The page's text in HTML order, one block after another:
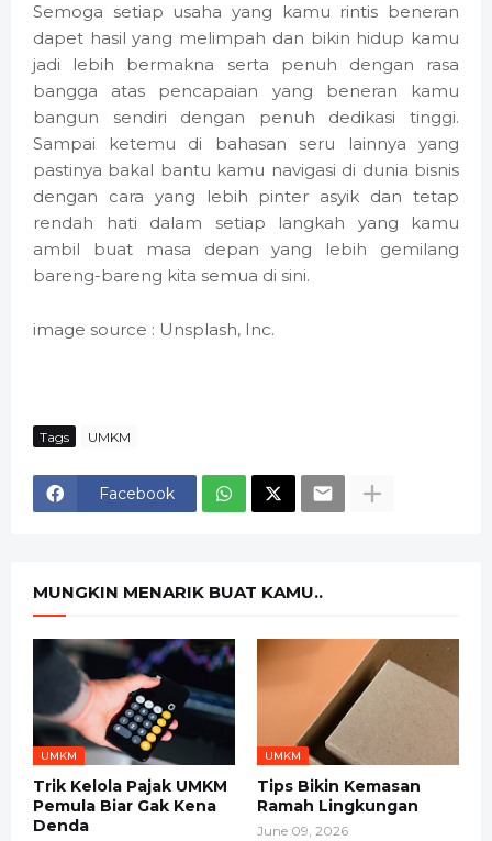
Semoga setiap usaha yang kamu rintis beneran
dapet hasil yang melimpah dan bikin hidup kamu
jadi lebih bermakna serta penuh dengan rasa
bangga atas pencapaian yang beneran kamu
bangun sendiri dengan penuh dedikasi tinggi.
Sampai ketemu di bahasan seru lainnya yang
pastinya bakal bantu kamu navigasi di dunia bisnis
dengan cara yang lebih pinter asyik dan tetap
rendah hati dalam setiap langkah yang kamu
ambil buat masa depan yang lebih gemilang
bareng-bareng kita semua di sini.
image source : Unsplash, Inc.
Tags UMKM
Facebook
MUNGKIN MENARIK BUAT KAMU..
UMKM
Trik Kelola Pajak UMKM
Pemula Biar Gak Kena
Denda
UMKM
Tips Bikin Kemasan
Ramah Lingkungan
June 09, 2026